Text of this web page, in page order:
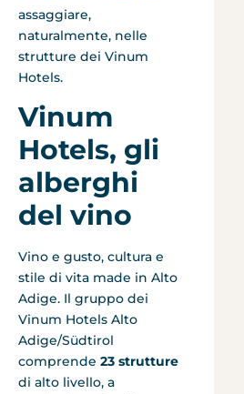
assaggiare,
naturalmente, nelle
strutture dei Vinum
Hotels.
Vinum
Hotels, gli
alberghi
del vino
Vino e gusto, cultura e
stile di vita made in Alto
Adige. Il gruppo dei
Vinum Hotels Alto
Adige/Südtirol
comprende 23 strutture
di alto livello, a